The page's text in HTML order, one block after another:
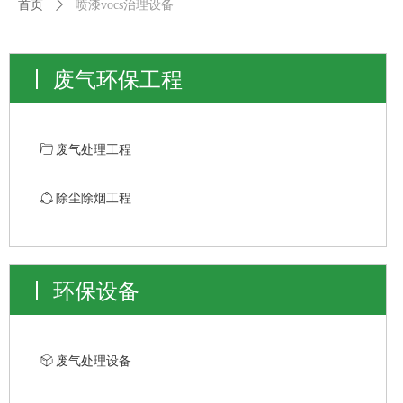
首页 ꄲ 喷漆vocs治理设备
ꄁ 废气处理工程
ꁢ 除尘除烟工程
废气环保工程
环保设备
ꁦ 废气处理设备